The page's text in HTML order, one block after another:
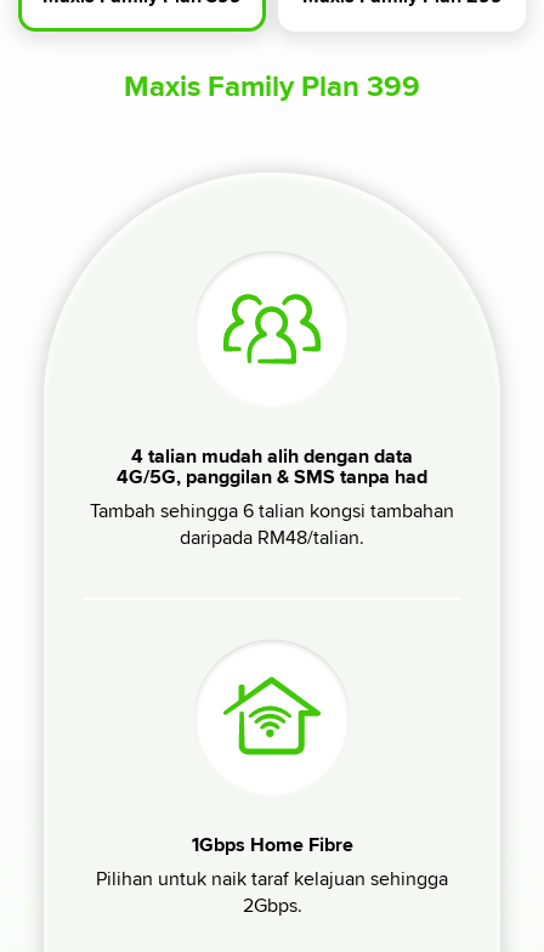
Maxis Family Plan 399
4 talian mudah alih dengan data
4G/5G, panggilan & SMS tanpa had
Tambah sehingga 6 talian kongsi tambahan
daripada RM48/talian.
1Gbps Home Fibre
Pilihan untuk naik taraf kelajuan sehingga
2Gbps.